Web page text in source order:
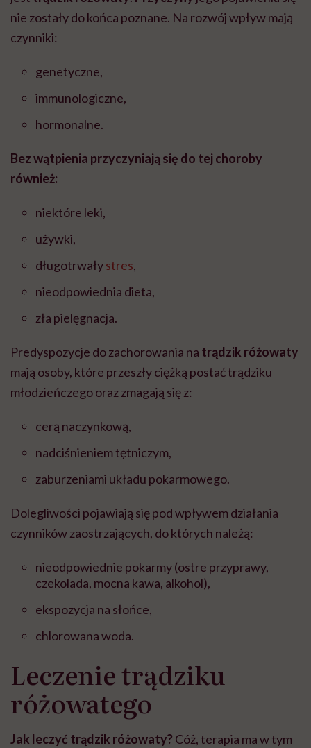
nie zostały do końca poznane. Na rozwój wpływ mają
czynniki:
genetyczne,
immunologiczne,
hormonalne.
Bez wątpienia przyczyniają się do tej choroby
również:
niektóre leki,
używki,
długotrwałystres,
nieodpowiednia dieta,
zła pielęgnacja.
Predyspozycje do zachorowania na trądzik różowaty
mają osoby, które przeszły ciężką postać trądziku
młodzieńczego oraz zmagają się z:
cerą naczynkową,
nadciśnieniem tętniczym,
zaburzeniami układu pokarmowego.
Dolegliwości pojawiają się pod wpływem działania
czynników zaostrzających, do których należą:
nieodpowiednie pokarmy (ostre przyprawy,
czekolada, mocna kawa, alkohol),
ekspozycja na słońce,
chlorowana woda.
Leczenie trądziku
różowatego
Jak leczyć trądzik różowaty? Cóż, terapia ma w tym